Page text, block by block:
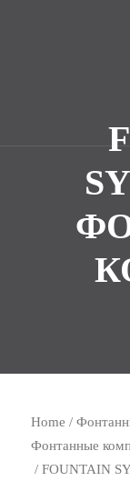
Home /
Фонтанные
/ FOUNTAIN